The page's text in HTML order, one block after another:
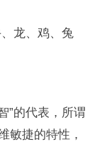
龙、鸡、兔
”的代表，所谓
敏捷的特性，